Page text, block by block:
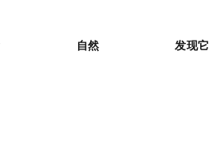
自然 发现它